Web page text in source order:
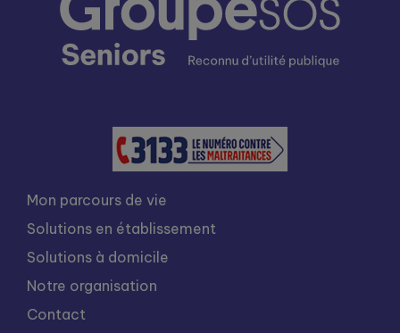
Mon parcours de vie
Solutions en établissement
Solutions à domicile
Notre organisation
Contact